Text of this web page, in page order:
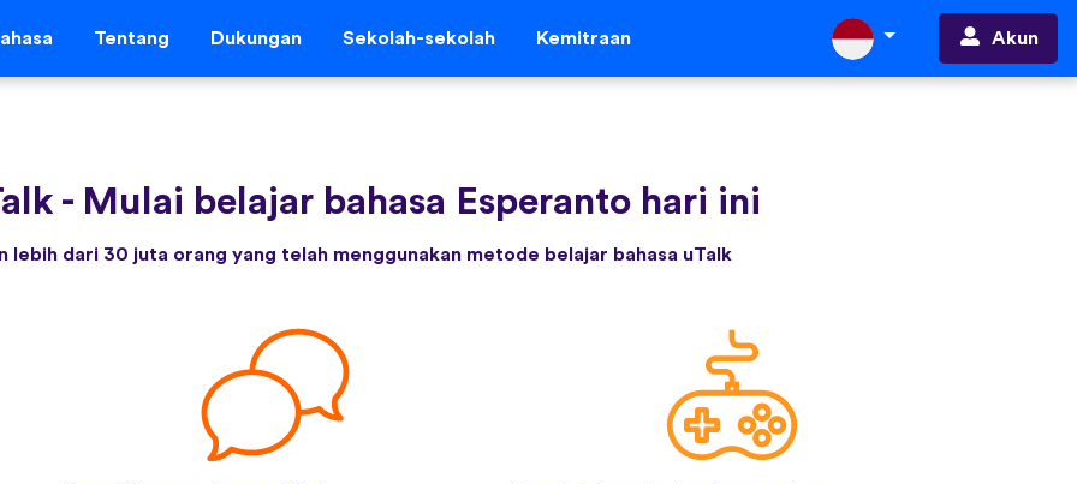
Tentang Dukungan Sekolah-sekolah Kemitraan Akun
- Mulai belajar bahasa Esperanto hari ini
lebih dari 30 juta orang yang telah menggunakan metode belajar bahasa uTalk